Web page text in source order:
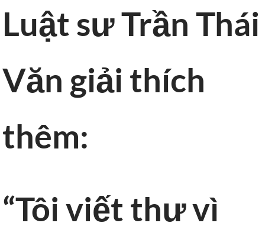
Luật sư Trần Thái
Văn giải thích
thêm:
“Tôi viết thư vì